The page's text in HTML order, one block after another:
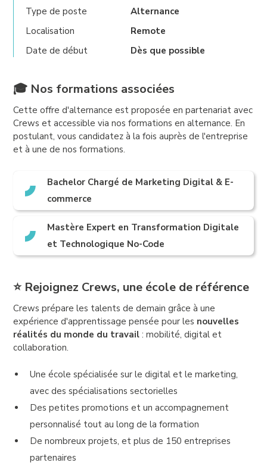
Type de poste
Alternance
Localisation
Remote
Date de début
Dès que possible
🎓 Nos formations associées
Cette offre d'alternance est proposée en partenariat avec
Crews et accessible via nos formations en alternance. En
postulant, vous candidatez à la fois auprès de l'entreprise
et à une de nos formations.
Bachelor Chargé de Marketing Digital & E-
commerce
Mastère Expert en Transformation Digitale
et Technologique No-Code
⭐ Rejoignez Crews, une école de référence
Crews prépare les talents de demain grâce à une
expérience d'apprentissage pensée pour les nouvelles
réalités du monde du travail : mobilité, digital et
collaboration.
Une école spécialisée sur le digital et le marketing,
avec des spécialisations sectorielles
Des petites promotions et un accompagnement
personnalisé tout au long de la formation
De nombreux projets, et plus de 150 entreprises
partenaires